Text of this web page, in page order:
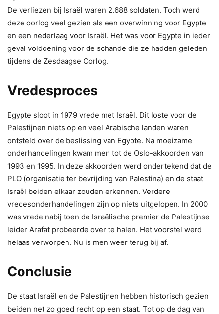
De verliezen bij Israël waren 2.688 soldaten. Toch werd
deze oorlog veel gezien als een overwinning voor Egypte
en een nederlaag voor Israël. Het was voor Egypte in ieder
geval voldoening voor de schande die ze hadden geleden
tijdens de Zesdaagse Oorlog.
Vredesproces
Egypte sloot in 1979 vrede met Israël. Dit loste voor de
Palestijnen niets op en veel Arabische landen waren
ontsteld over de beslissing van Egypte. Na moeizame
onderhandelingen kwam men tot de Oslo-akkoorden van
1993 en 1995. In deze akkoorden werd ondertekend dat de
PLO (organisatie ter bevrijding van Palestina) en de staat
Israël beiden elkaar zouden erkennen. Verdere
vredesonderhandelingen zijn op niets uitgelopen. In 2000
was vrede nabij toen de Israëlische premier de Palestijnse
leider Arafat probeerde over te halen. Het voorstel werd
helaas verworpen. Nu is men weer terug bij af.
Conclusie
De staat Israël en de Palestijnen hebben historisch gezien
beiden net zo goed recht op een staat. Tot op de dag van